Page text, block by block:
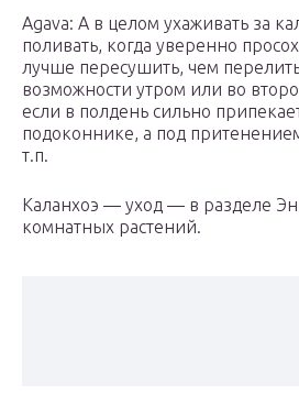
Agava: А в целом ухаживать за
поливать, когда уверенно
лучше пересушить, чем
возможности утром или во
если в полдень сильно
подоконнике, а под
т.п.
Каланхоэ — уход — в разделе
комнатных растений.